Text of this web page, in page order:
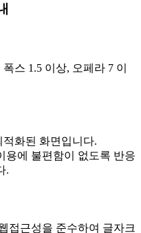
스 1.5 이상, 오페라 7 이
적화된 화면입니다.
용에 불편함이 없도록 반응
.
접근성을 준수하여 글자크